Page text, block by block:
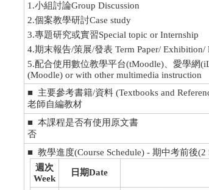
1.小組討論Group Discussion
2.個案教學研討Case study
3.專題研究或實習Special topic or Internship
4.期末報告/策展/發表 Term Paper/ Exhibition/
5.配合使用數位教學平台(tMoodle)、愛學網
(Moodle) or with other multimedia instruction
■ 主要參考書籍/資料 (Textbooks and
老師自編教材
■ 本課程是否有使用原文書
否
■ 教學進度(Course Schedule) - 期中考前後(2
週次
Week
日期Date